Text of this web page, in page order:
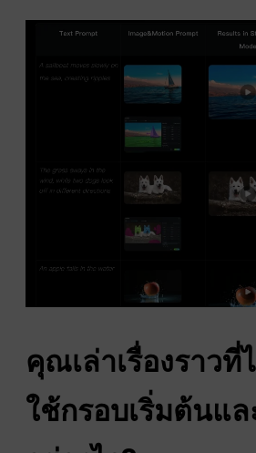
คุณเล่าเรื่องราวที่
ใช้กรอบเริ่มต้นแ